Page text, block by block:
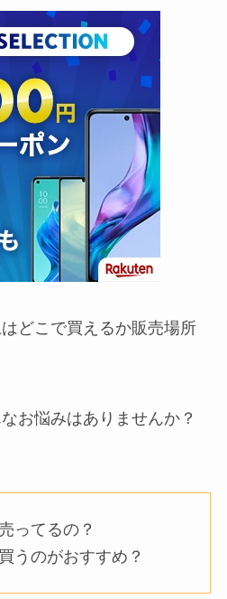
どこで買えるか販売場所
お悩みはありませんか？
ってるの？
うのがおすすめ？